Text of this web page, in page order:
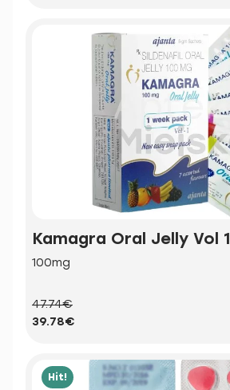
Kamagra Oral Jelly Vol 1
100mg
47.74€
39.78€
Hit!